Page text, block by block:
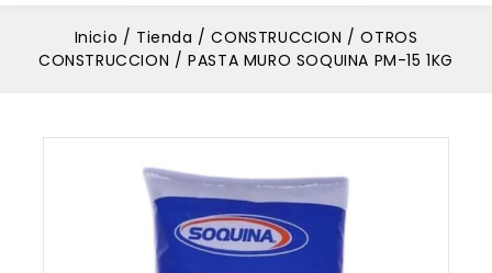
Inicio / Tienda / CONSTRUCCION / OTROS
CONSTRUCCION / PASTA MURO SOQUINA PM-15 1KG